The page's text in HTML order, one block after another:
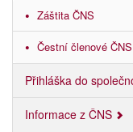
Záštita ČNS
Čestní členové ČNS
Přihláška do
Informace z ČNS